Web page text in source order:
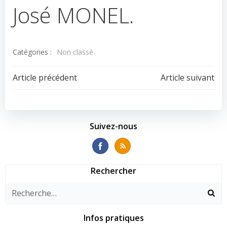
José MONEL.
Catégories : Non classé
Navigation
de
Article précédent
Navigation
de
l’article
Article suivant
Suivez-nous
Rechercher
Infos pratiques